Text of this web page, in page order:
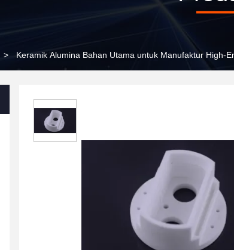
> Keramik Alumina Bahan Utama untuk Manufaktur High-